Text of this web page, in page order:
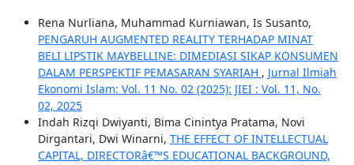
Rena Nurliana, Muhammad Kurniawan, Is Susanto,
PENGARUH AUGMENTED REALITY TERHADAP MINAT
BELI LIPSTIK MAYBELLINE: DIMEDIASI SIKAP KONSUMEN
DALAM PERSPEKTIF PEMASARAN SYARIAH , Jurnal Ilmiah
Ekonomi Islam: Vol. 11 No. 02 (2025): JIEI : Vol. 11, No.
02, 2025
Indah Rizqi Dwiyanti, Bima Cinintya Pratama, Novi
Dirgantari, Dwi Winarni, THE EFFECT OF INTELLECTUAL
CAPITAL, DIRECTORâ€™S EDUCATIONAL BACKGROUND,